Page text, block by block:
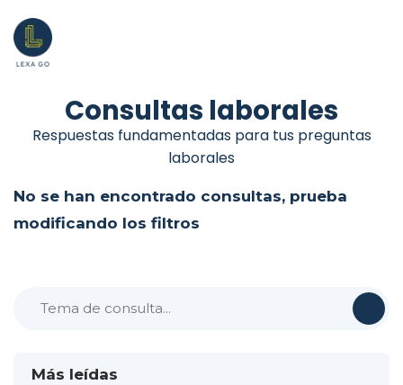
Consultas laborales
Respuestas fundamentadas para tus preguntas
laborales
No se han encontrado consultas, prueba
modificando los filtros
Más leídas